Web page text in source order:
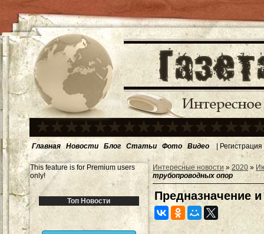
Главная Новости Блог Статьи Фото Видео | Регистрация
This feature is for Premium users
only!
Топ Новости
Интересные новости » 2020 »
трубопроводных опор
Предназначение